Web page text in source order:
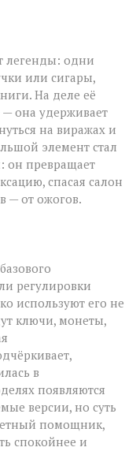
легенды: одни
или сигары,
На деле её
она удерживает
на виражах и
элемент стал
он превращает
спасая салон
— от ожогов.
регулировки
используют его не
ключи, монеты,
в
появляются
версии, но суть
помощник,
спокойнее и